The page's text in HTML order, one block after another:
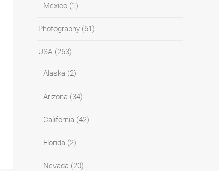
Mexico (1)
Photography (61)
USA (263)
Alaska (2)
Arizona (34)
California (42)
Florida (2)
Nevada (20)